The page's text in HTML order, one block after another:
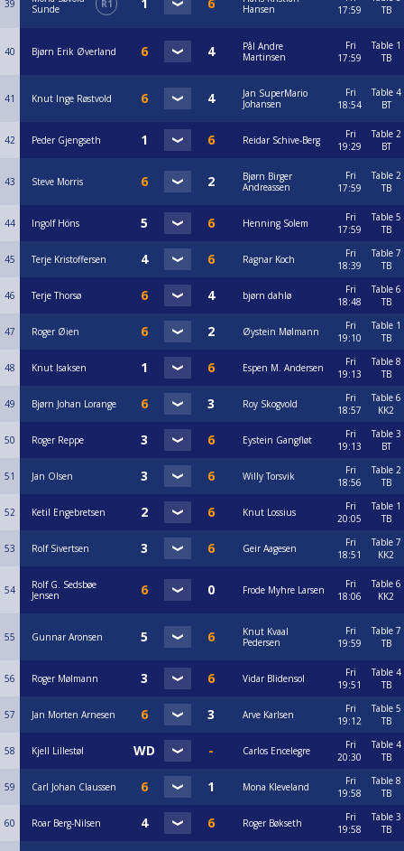
39
Sunde
R1
Hansen
17:59
TB
40 Bjørn Erik Øverland
Pål Andre
Martinsen
Fri
17:59
Table 1
TB
41 Knut Inge Røstvold
Jan SuperMario
Johansen
Fri
18:54
Table 4
BT
42 Peder Gjengseth Reidar Schive-Berg
Fri
19:29
Table 2
BT
43 Steve Morris
Bjørn Birger
Andreassen
Fri
17:59
Table 2
TB
44 Ingolf Höns Henning Solem
Fri
17:59
Table 5
TB
45 Terje Kristoffersen Ragnar Koch
Fri
18:39
Table 7
TB
46 Terje Thorsø bjørn dahlø
Fri
18:48
Table 6
TB
47 Roger Øien Øystein Mølmann
Fri
19:10
Table 1
TB
48 Knut Isaksen Espen M. Andersen
Fri
19:13
Table 8
TB
49 Bjørn Johan Lorange Roy Skogvold
Fri
18:57
Table 6
KK2
50 Roger Reppe Eystein Gangfløt
Fri
19:13
Table 3
BT
51 Jan Olsen Willy Torsvik
Fri
18:56
Table 2
TB
52 Ketil Engebretsen Knut Lossius
Fri
20:05
Table 1
TB
53 Rolf Sivertsen Geir Aagesen
Fri
18:51
Table 7
KK2
54
Rolf G. Sedsbøe
Jensen
Frode Myhre Larsen
Fri
18:06
Table 6
KK2
55 Gunnar Aronsen
Knut Kvaal
Pedersen
Fri
19:59
Table 7
TB
56 Roger Mølmann Vidar Blidensol
Fri
19:51
Table 4
TB
57 Jan Morten Arnesen Arve Karlsen
Fri
19:12
Table 5
TB
58 Kjell Lillestøl Carlos Encelegre
Fri
20:30
Table 4
TB
59 Carl Johan Claussen Mona Kleveland
Fri
19:58
Table 8
TB
60 Roar Berg-Nilsen Roger Bøkseth
Fri
19:58
Table 3
TB